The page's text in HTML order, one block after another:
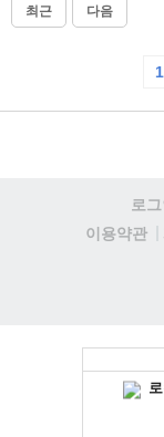
최근 다음
1
로그
이용약관